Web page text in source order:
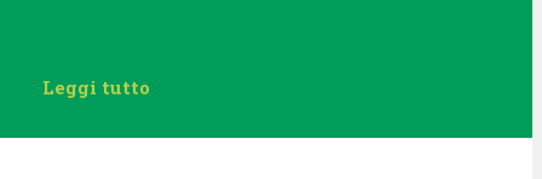
Leggi tutto